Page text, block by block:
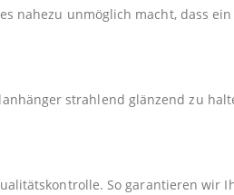
nahezu unmöglich macht, dass
strahlend glänzend zu
So garantieren wir